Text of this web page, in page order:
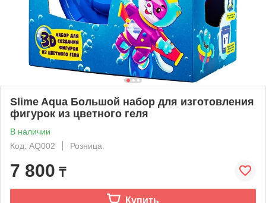
Slime Aqua Большой набор для изготовления
фигурок из цветного геля
В наличии
Код: AQ002
Розница
7 800 ₸
Купить